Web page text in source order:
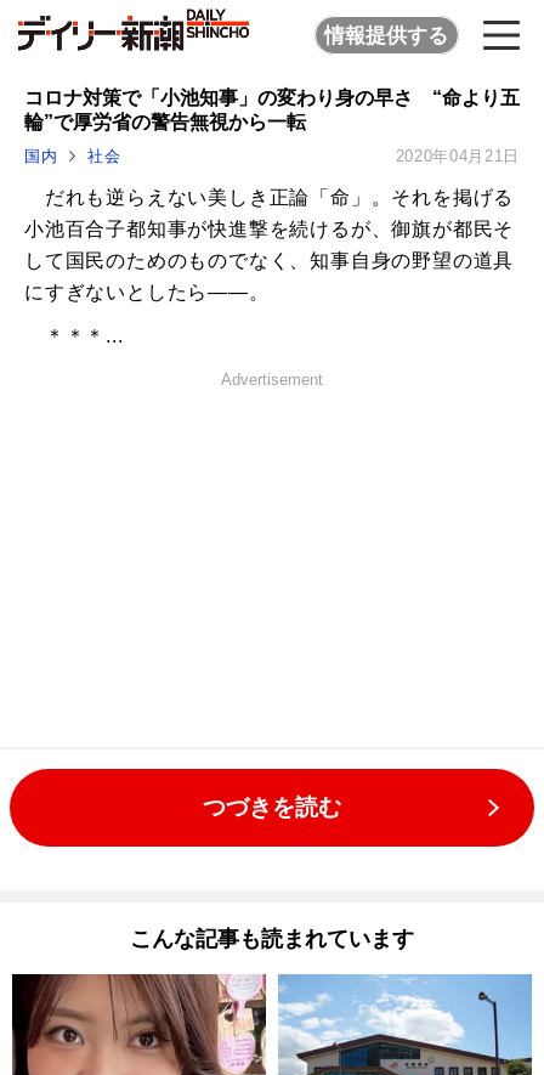
情報提供する
コロナ対策で「小池知事」の変わり身の早さ “命より五
輪”で厚労省の警告無視から一転
国内 社会 2020年04月21日
だれも逆らえない美しき正論「命」。それを掲げる
小池百合子都知事が快進撃を続けるが、御旗が都民そ
して国民のためのものでなく、知事自身の野望の道具
にすぎないとしたら――。
＊＊＊...
Advertisement
つづきを読む
こんな記事も読まれています